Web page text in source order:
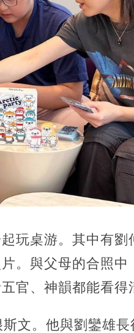
玩桌游。其中有劉
。與父母的合照中
官、神韻都能看得
文。他與劉鑾雄長